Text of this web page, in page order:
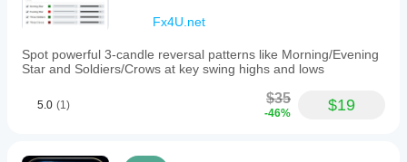
Fx4U.net
Spot powerful 3-candle reversal patterns like Morning/Evening
Star and Soldiers/Crows at key swing highs and lows
5.0 (1) $35
-46% $19